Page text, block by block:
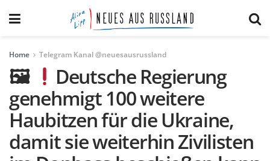
Home Telegram Kanal @neuesausrussland
🖼
Deutsche Regierung
genehmigt 100 weitere
Haubitzen für die Ukraine,
damit sie weiterhin Zivilisten